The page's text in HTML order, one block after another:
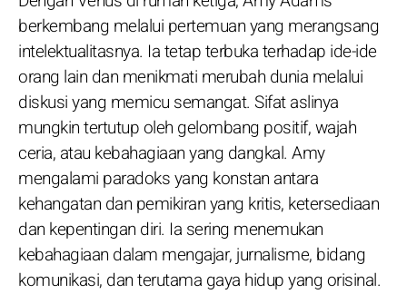
berkembang melalui pertemuan yang merangsang
intelektualitasnya. Ia tetap terbuka terhadap ide-ide
orang lain dan menikmati merubah dunia melalui
diskusi yang memicu semangat. Sifat aslinya
mungkin tertutup oleh gelombang positif, wajah
ceria, atau kebahagiaan yang dangkal. Amy
mengalami paradoks yang konstan antara
kehangatan dan pemikiran yang kritis, ketersediaan
dan kepentingan diri. Ia sering menemukan
kebahagiaan dalam mengajar, jurnalisme, bidang
komunikasi, dan terutama gaya hidup yang orisinal.